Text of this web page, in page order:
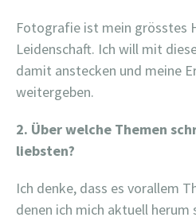
Fotografie ist mein grösstes
Leidenschaft. Ich will mit
damit anstecken und meine
weitergeben.
2. Über welche Themen
liebsten?
Ich denke, dass es vorallem
denen ich mich aktuell herum